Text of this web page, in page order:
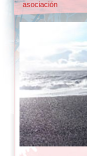
asociación